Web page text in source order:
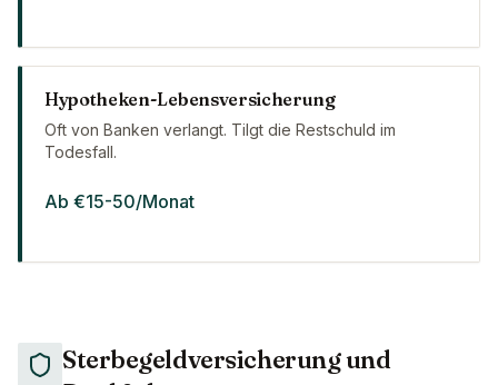
Hypotheken-Lebensversicherung
Oft von Banken verlangt. Tilgt die Restschuld im
Todesfall.
Ab €15-50/Monat
Sterbegeldversicherung und